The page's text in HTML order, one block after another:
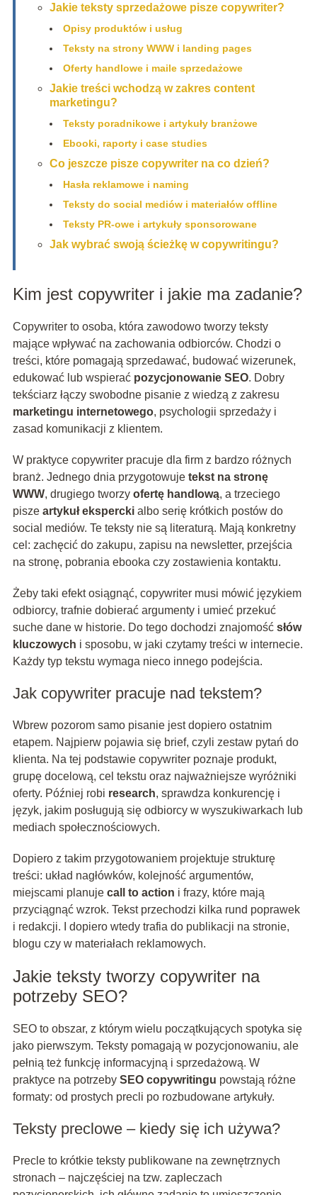
Jakie teksty sprzedażowe pisze copywriter?
Opisy produktów i usług
Teksty na strony WWW i landing pages
Oferty handlowe i maile sprzedażowe
Jakie treści wchodzą w zakres content
marketingu?
Teksty poradnikowe i artykuły branżowe
Ebooki, raporty i case studies
Co jeszcze pisze copywriter na co dzień?
Hasła reklamowe i naming
Teksty do social mediów i materiałów offline
Teksty PR-owe i artykuły sponsorowane
Jak wybrać swoją ścieżkę w copywritingu?
Kim jest copywriter i jakie ma zadanie?
Copywriter to osoba, która zawodowo tworzy teksty
mające wpływać na zachowania odbiorców. Chodzi o
treści, które pomagają sprzedawać, budować wizerunek,
edukować lub wspierać pozycjonowanie SEO. Dobry
tekściarz łączy swobodne pisanie z wiedzą z zakresu
marketingu internetowego, psychologii sprzedaży i
zasad komunikacji z klientem.
W praktyce copywriter pracuje dla firm z bardzo różnych
branż. Jednego dnia przygotowuje tekst na stronę
WWW, drugiego tworzy ofertę handlową, a trzeciego
pisze artykuł eksperckialbo serię krótkich postów do
social mediów. Te teksty nie są literaturą. Mają konkretny
cel: zachęcić do zakupu, zapisu na newsletter, przejścia
na stronę, pobrania ebooka czy zostawienia kontaktu.
Żeby taki efekt osiągnąć, copywriter musi mówić językiem
odbiorcy, trafnie dobierać argumenty i umieć przekuć
suche dane w historie. Do tego dochodzi znajomość słów
kluczowych i sposobu, w jaki czytamy treści w internecie.
Każdy typ tekstu wymaga nieco innego podejścia.
Jak copywriter pracuje nad tekstem?
Wbrew pozorom samo pisanie jest dopiero ostatnim
etapem. Najpierw pojawia się brief, czyli zestaw pytań do
klienta. Na tej podstawie copywriter poznaje produkt,
grupę docelową, cel tekstu oraz najważniejsze wyróżniki
oferty. Później robi research, sprawdza konkurencję i
język, jakim posługują się odbiorcy w wyszukiwarkach lub
mediach społecznościowych.
Dopiero z takim przygotowaniem projektuje strukturę
treści: układ nagłówków, kolejność argumentów,
miejscami planuje call to action i frazy, które mają
przyciągnąć wzrok. Tekst przechodzi kilka rund poprawek
i redakcji. I dopiero wtedy trafia do publikacji na stronie,
blogu czy w materiałach reklamowych.
Jakie teksty tworzy copywriter na
potrzeby SEO?
SEO to obszar, z którym wielu początkujących spotyka się
jako pierwszym. Teksty pomagają w pozycjonowaniu, ale
pełnią też funkcję informacyjną i sprzedażową. W
praktyce na potrzeby SEO copywritingu powstają różne
formaty: od prostych precli po rozbudowane artykuły.
Teksty preclowe – kiedy się ich używa?
Precle to krótkie teksty publikowane na zewnętrznych
stronach – najczęściej na tzw. zapleczach